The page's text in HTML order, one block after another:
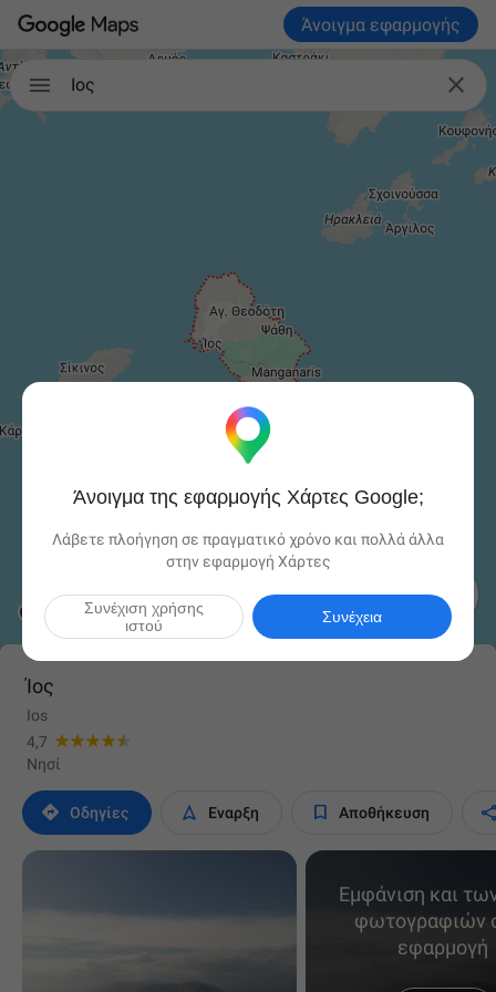
Άνοιγμα εφαρμογής
 
Ίος

Ίος
Ios
4,7
Νησί
 Οδηγίες  Έναρξη  Αποθήκευση
Εμφάνιση και
φωτογραφιών
εφαρμογή
Άνοιγμα της εφαρμογής Χάρτες Google;
Λάβετε πλοήγηση σε πραγματικό χρόνο και πολλά άλλα
στην εφαρμογή Χάρτες
Συνέχεια
Συνέχιση χρήσης
ιστού